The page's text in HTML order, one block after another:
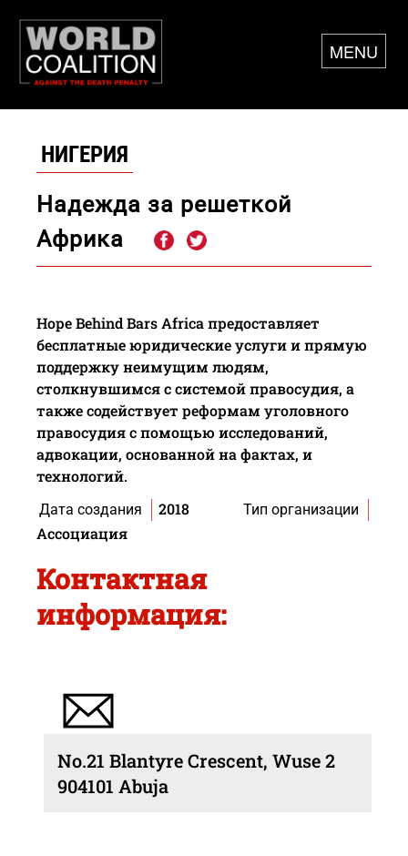
MENU
НИГЕРИЯ
Надежда за решеткой
Африка
Hope Behind Bars Africa предоставляет
бесплатные юридические услуги и прямую
поддержку неимущим людям,
столкнувшимся с системой правосудия, а
также содействует реформам уголовного
правосудия с помощью исследований,
адвокации, основанной на фактах, и
технологий.
Дата создания 2018 Тип организации
Ассоциация
Контактная
информация:
No.21 Blantyre Crescent, Wuse 2
904101 Abuja